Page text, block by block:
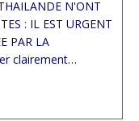
N'ONT
: IL EST URGENT
PAR LA
clairement…